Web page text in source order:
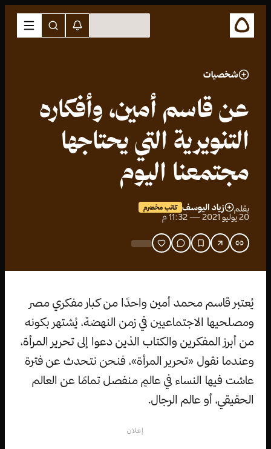
شخصيات
عن قاسم أمين، وأفكاره
التنويرية التي يحتاجها
مجتمعنا اليوم
بقلم زياد اليوسف كاتب مخضرم
20 يوليو 2021 — 11:32 م
يُعتبر قاسم محمد أمين واحدًا من كبار مفكري مصر
ومصلحيها الاجتماعيين في زمن النهضة، يُشتهر بكونه
من أبرز المفكرين والكتاب الذين دعوا إلى تحرير المرأة،
وعندما نقول «تحرير المرأة»، فنحن نتحدث عن فترة
عاشت فيها النساء في عالمٍ منفصل تمامًا عن العالم
الحقيقي، أو عالم الرجال.
إعلان